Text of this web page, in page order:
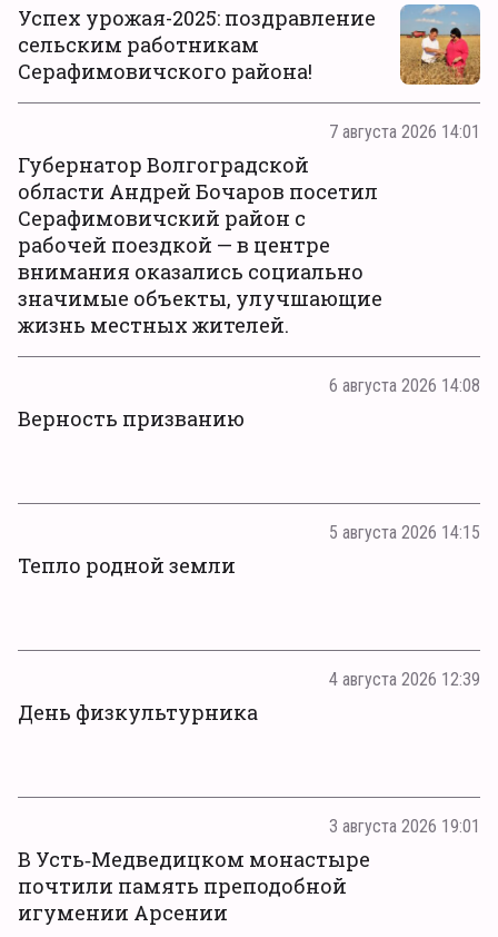
Успех урожая-2025: поздравление
сельским работникам
Серафимовичского района!
7 августа 2026 14:01
Губернатор Волгоградской
области Андрей Бочаров посетил
Серафимовичский район с
рабочей поездкой — в центре
внимания оказались социально
значимые объекты, улучшающие
жизнь местных жителей.
6 августа 2026 14:08
Верность призванию
5 августа 2026 14:15
Тепло родной земли
4 августа 2026 12:39
День физкультурника
3 августа 2026 19:01
В Усть‑Медведицком монастыре
почтили память преподобной
игумении Арсении